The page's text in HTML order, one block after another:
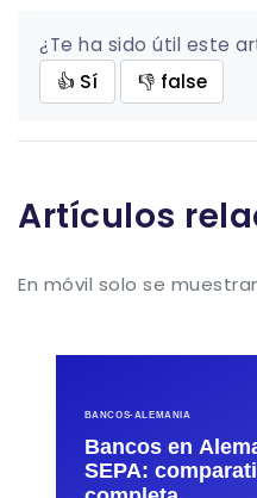
¿Te ha sido útil este
👍 Sí
👎 false
Artículos
En móvil solo se